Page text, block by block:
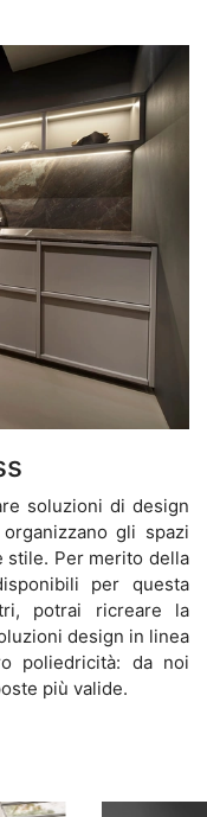
soluzioni di design
gli spazi
stile. Per merito della
per questa
potrai ricreare la
design in linea
poliedricità: da noi
più valide.